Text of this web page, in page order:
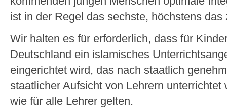
ist in der Regel das sechste, höchstens das
Wir halten es für erforderlich, dass für
Deutschland ein islamisches
eingerichtet wird, das nach staatlich
staatlicher Aufsicht von Lehrern
wie für alle Lehrer gelten.